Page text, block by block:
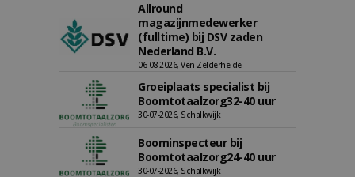
Allround
magazijnmedewerker
(fulltime) bij DSV zaden
Nederland B.V.
06-08-2026, Ven Zelderheide
Groeiplaats specialist bij
Boomtotaalzorg32-40 uur
30-07-2026, Schalkwijk
Boominspecteur bij
Boomtotaalzorg24-40 uur
30-07-2026, Schalkwijk